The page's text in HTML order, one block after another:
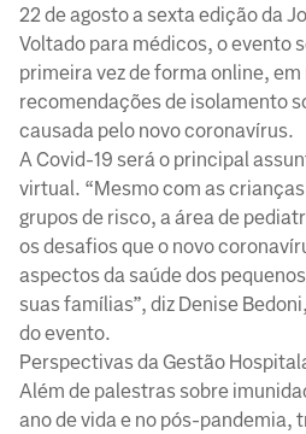
22 de agosto a sexta edição da
Voltado para médicos, o evento
primeira vez de forma online, em
recomendações de isolamento
causada pelo novo coronavírus.
A Covid-19 será o principal
virtual. “Mesmo com as
grupos de risco, a área de
os desafios que o novo
aspectos da saúde dos
suas famílias”, diz Denise
do evento.
Perspectivas da Gestão
Além de palestras sobre
ano de vida e no pós-pandemia,